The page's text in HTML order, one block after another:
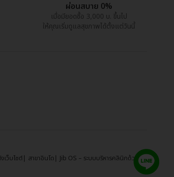
ผ่อนสบาย 0%
เมื่อมียอดซื้อ 3,000 บ. ขึ้นไป
ให้คุณเริ่มดูแลสุขภาพได้ตั้งแต่วันนี้
เว็บไซต์ สาขาอินโด Jib OS – ระบบบริหารคลินิกด้วย AI